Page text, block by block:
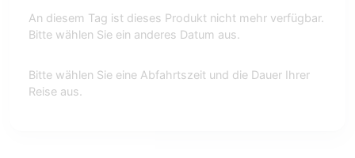
An diesem Tag ist dieses Produkt nicht mehr verfügbar.
Bitte wählen Sie ein anderes Datum aus.
Bitte wählen Sie eine Abfahrtszeit und die Dauer Ihrer
Reise aus.